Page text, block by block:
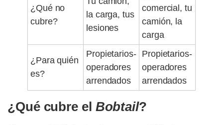
¿Qué no
cubre?
la carga, tus
lesiones
comercial, tu
camión, la
carga
¿Para quién
es?
Propietarios-
operadores
arrendados
Propietarios-
operadores
arrendados
¿Qué cubre el Bobtail?